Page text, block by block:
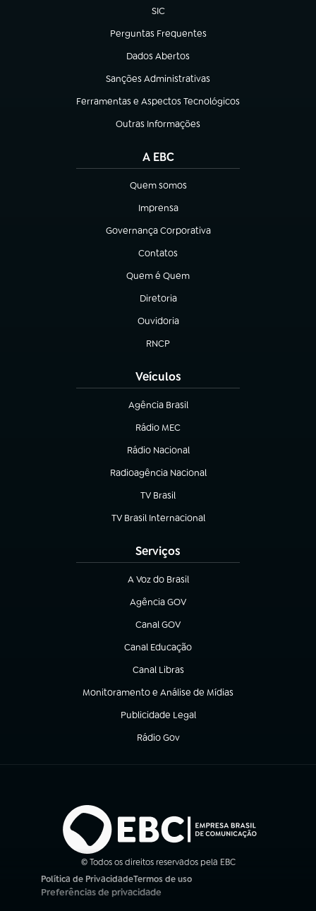
SIC
(abre em nova aba)
Perguntas Frequentes
(abre em nova aba)
Dados Abertos
(abre em nova aba)
Sanções Administrativas
(abre em nova aba)
Ferramentas e Aspectos Tecnológicos
(abre em nova aba)
Outras Informações
(abre em nova aba)
A EBC
Quem somos
(abre em nova aba)
Imprensa
(abre em nova aba)
Governança Corporativa
(abre em nova aba)
Contatos
(abre em nova aba)
Quem é Quem
(abre em nova aba)
Diretoria
(abre em nova aba)
Ouvidoria
(abre em nova aba)
RNCP
(abre em nova aba)
Veículos
Agência Brasil
(abre em nova aba)
Rádio MEC
Rádio Nacional
(abre em nova aba)
Radioagência Nacional
(abre em nova aba)
TV Brasil
(abre em nova aba)
TV Brasil Internacional
(abre em nova aba)
Serviços
A Voz do Brasil
(abre em nova aba)
Agência GOV
(abre em nova aba)
Canal GOV
(abre em nova aba)
Canal Educação
(abre em nova aba)
Canal Libras
(abre em nova aba)
Monitoramento e Análise de Mídias
(abre em nova aba)
Publicidade Legal
(abre em nova aba)
Rádio Gov
(abre em nova aba)
© Todos os direitos reservados pela EBC
Política de Privacidade
(abre em nova aba)
Termos de uso
(abre em nova aba)
Preferências de privacidade